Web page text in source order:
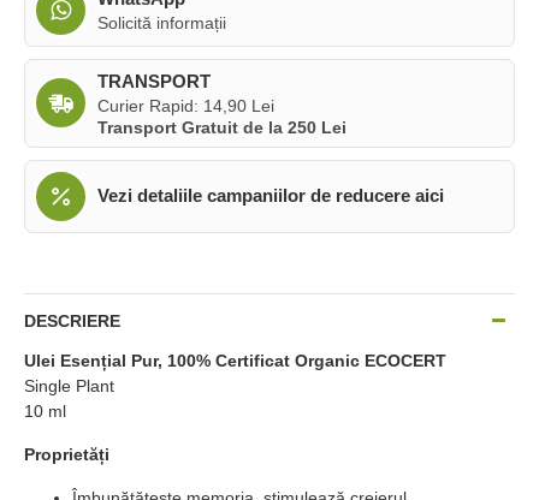
Solicită informații
TRANSPORT
Curier Rapid: 14,90 Lei
Transport Gratuit de la 250 Lei
Vezi detaliile campaniilor de reducere aici
DESCRIERE
Ulei Esențial Pur, 100% Certificat Organic ECOCERT
Single Plant
10 ml
Proprietăți